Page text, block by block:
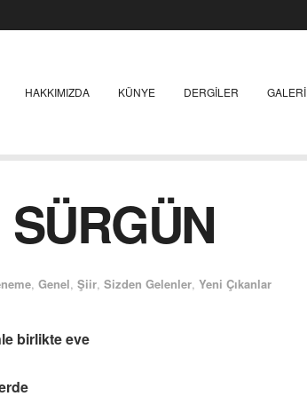
HAKKIMIZDA KÜNYE DERGILER GALERI
, Genel, Şiir, Sizden Gelenler, Yeni Çıkanlar
birlikte eve